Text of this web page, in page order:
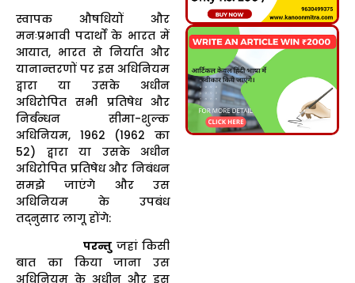
स्वापक औषधियों और
मनःप्रभावी पदार्थों के भारत में
आयात, भारत से निर्यात और
यानान्तरणों पर इस अधिनियम
द्वारा या उसके अधीन
अधिरोपित सभी प्रतिषेध और
निर्बन्धन सीमा-शुल्क
अधिनियम, 1962 (1962 का
52) द्वारा या उसके अधीन
अधिरोपित प्रतिषेध और निबंधन
समझे जाएंगे और उस
अधिनियम के उपबंध
तद्नुसार लागू होंगे:
परन्तु जहां किसी
बात का किया जाना उस
अधिनियम के अधीन और इस